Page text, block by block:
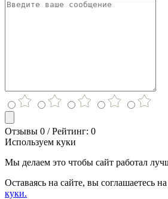
Отзывы 0 / Рейтинг: 0
Используем куки
Мы делаем это чтобы сайт работал
Оставаясь на сайте, вы соглашаетесь
куки.